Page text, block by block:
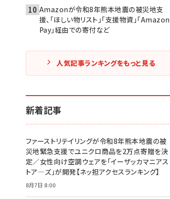
Amazonが令和8年熊本地震の被災地支
援、「ほしい物リスト」「支援物資」「Amazon
Pay」経由での寄付など
人気記事ランキングをもっと見る
新着記事
ファーストリテイリングが令和8年熊本地震の被
災地緊急支援でユニクロ商品を2万点寄贈を決
定／女性向け空調ウェアを「イーザッカマニアス
トア―ズ」が開発【ネッ担アクセスランキング】
8月7日 8:00